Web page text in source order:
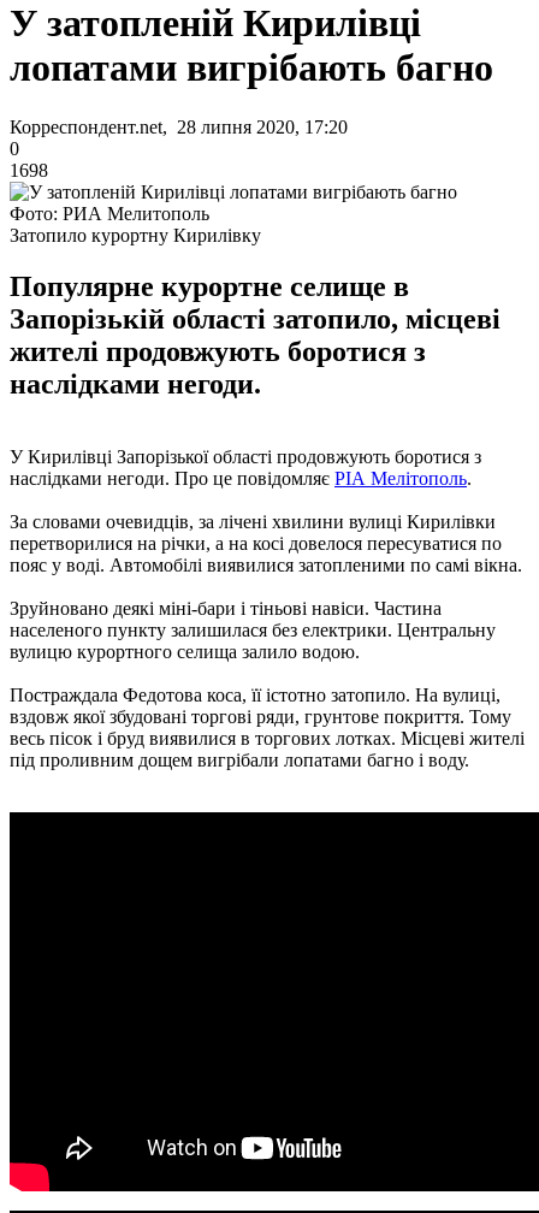
У затопленій Кирилівці
лопатами вигрібають багно
Корреспондент.net, 28 липня 2020, 17:20
0
1698
Фото: РИА Мелитополь
Затопило курортну Кирилівку
Популярне курортне селище в
Запорізькій області затопило, місцеві
жителі продовжують боротися з
наслідками негоди.
У Кирилівці Запорізької області продовжують боротися з
наслідками негоди. Про це повідомляє РІА Мелітополь.
За словами очевидців, за лічені хвилини вулиці Кирилівки
перетворилися на річки, а на косі довелося пересуватися по
пояс у воді. Автомобілі виявилися затопленими по самі вікна.
Зруйновано деякі міні-бари і тіньові навіси. Частина
населеного пункту залишилася без електрики. Центральну
вулицю курортного селища залило водою.
Постраждала Федотова коса, її істотно затопило. На вулиці,
вздовж якої збудовані торгові ряди, грунтове покриття. Тому
весь пісок і бруд виявилися в торгових лотках. Місцеві жителі
під проливним дощем вигрібали лопатами багно і воду.